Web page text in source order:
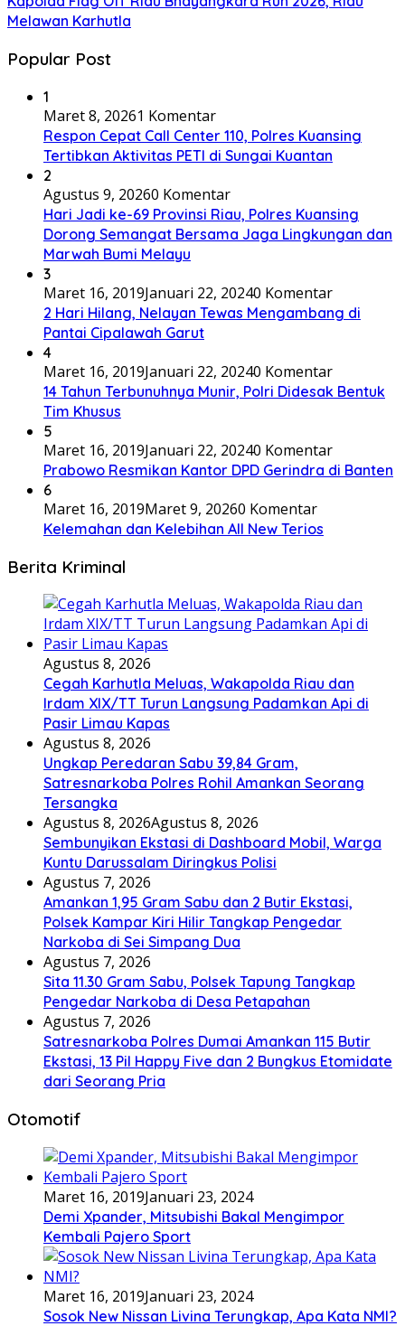
Melawan Karhutla
Popular Post
1
Maret 8, 20261 Komentar
Respon Cepat Call Center 110, Polres Kuansing
Tertibkan Aktivitas PETI di Sungai Kuantan
2
Agustus 9, 20260 Komentar
Hari Jadi ke-69 Provinsi Riau, Polres Kuansing
Dorong Semangat Bersama Jaga Lingkungan dan
Marwah Bumi Melayu
3
Maret 16, 2019Januari 22, 20240 Komentar
2 Hari Hilang, Nelayan Tewas Mengambang di
Pantai Cipalawah Garut
4
Maret 16, 2019Januari 22, 20240 Komentar
14 Tahun Terbunuhnya Munir, Polri Didesak Bentuk
Tim Khusus
5
Maret 16, 2019Januari 22, 20240 Komentar
Prabowo Resmikan Kantor DPD Gerindra di Banten
6
Maret 16, 2019Maret 9, 20260 Komentar
Kelemahan dan Kelebihan All New Terios
Berita Kriminal
Agustus 8, 2026
Cegah Karhutla Meluas, Wakapolda Riau dan
Irdam XIX/TT Turun Langsung Padamkan Api di
Pasir Limau Kapas
Agustus 8, 2026
Ungkap Peredaran Sabu 39,84 Gram,
Satresnarkoba Polres Rohil Amankan Seorang
Tersangka
Agustus 8, 2026Agustus 8, 2026
Sembunyikan Ekstasi di Dashboard Mobil, Warga
Kuntu Darussalam Diringkus Polisi
Agustus 7, 2026
Amankan 1,95 Gram Sabu dan 2 Butir Ekstasi,
Polsek Kampar Kiri Hilir Tangkap Pengedar
Narkoba di Sei Simpang Dua
Agustus 7, 2026
Sita 11.30 Gram Sabu, Polsek Tapung Tangkap
Pengedar Narkoba di Desa Petapahan
Agustus 7, 2026
Satresnarkoba Polres Dumai Amankan 115 Butir
Ekstasi, 13 Pil Happy Five dan 2 Bungkus Etomidate
dari Seorang Pria
Otomotif
Maret 16, 2019Januari 23, 2024
Demi Xpander, Mitsubishi Bakal Mengimpor
Kembali Pajero Sport
Maret 16, 2019Januari 23, 2024
Sosok New Nissan Livina Terungkap, Apa Kata NMI?